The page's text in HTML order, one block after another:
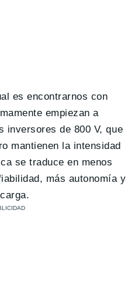
es encontrarnos con
empiezan a
inversores de 800 V, que
mantienen la intensidad
se traduce en menos
más autonomía y